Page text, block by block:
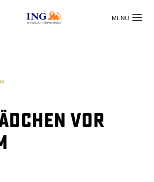
OFFIZIELLER HAUPTSPONSOR
vor